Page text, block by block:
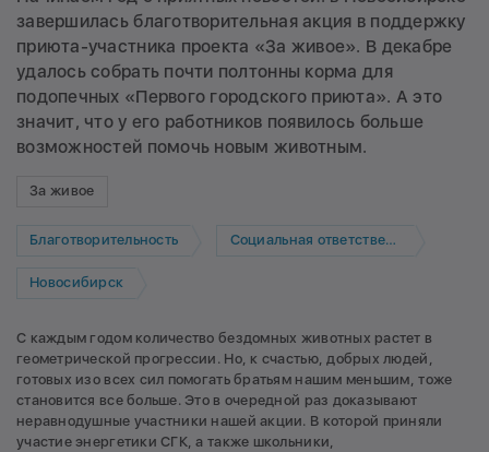
завершилась благотворительная акция в поддержку
приюта-участника проекта «За живое». В декабре
удалось собрать почти полтонны корма для
подопечных «Первого городского приюта». А это
значит, что у его работников появилось больше
возможностей помочь новым животным.
За живое
Благотворительность Социальная ответственность
Новосибирск
С каждым годом количество бездомных животных растет в
геометрической прогрессии. Но, к счастью, добрых людей,
готовых изо всех сил помогать братьям нашим меньшим, тоже
становится все больше. Это в очередной раз доказывают
неравнодушные участники нашей акции. В которой приняли
участие энергетики СГК, а также школьники,